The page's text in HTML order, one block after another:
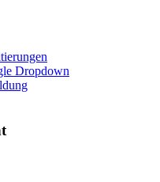
Dropdown